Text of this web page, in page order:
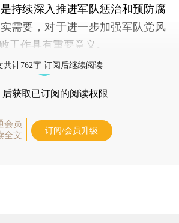
持续深入推进军队惩治和预防腐
需要，对于进一步加强军队党风
工作具有重要意义。
共计762字 订阅后继续阅读
后获取已订阅的阅读权限
会员
全文
订阅/会员升级